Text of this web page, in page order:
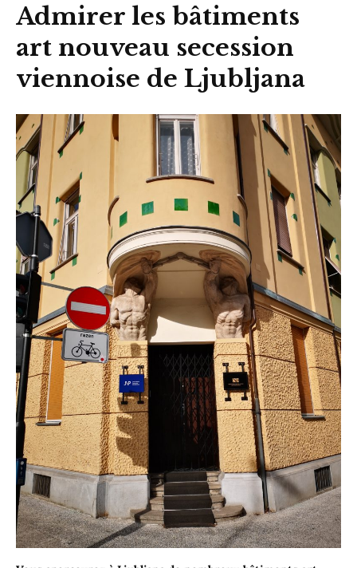
Admirer les bâtiments
art nouveau secession
viennoise de Ljubljana